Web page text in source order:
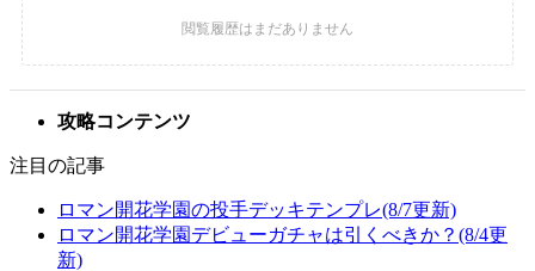
攻略コンテンツ
注目の記事
ロマン開花学園の投手デッキテンプレ(8/7更新)
ロマン開花学園デビューガチャは引くべきか？(8/4更
新)